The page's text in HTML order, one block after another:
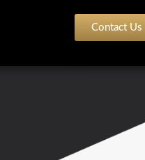
Contact Us